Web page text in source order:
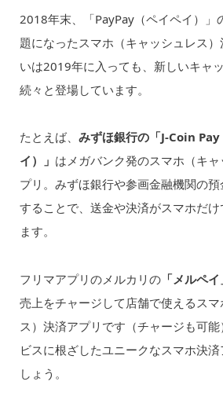
2018年末、「PayPay（ペイペイ）」
題になったスマホ（キャッシュレス
いは2019年に入っても、新しいキャ
続々と登場しています。
たとえば、 みずほ銀行の「J-Coin
イ）」 はメガバンク発のスマホ（キ
プリ。みずほ銀行や参画金融機関の
することで、送金や決済がスマホだ
ます。
フリマアプリのメルカリの「メルペイ
売上をチャージして店舗で使えるス
ス）決済アプリです（チャージも可
ビスに根ざしたユニークなスマホ決
しょう。